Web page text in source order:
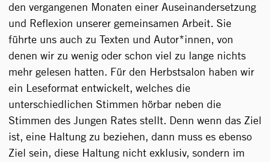
den vergangenen Monaten einer Auseinandersetzung
und Reflexion unserer gemeinsamen Arbeit. Sie
führte uns auch zu Texten und Autor*innen, von
denen wir zu wenig oder schon viel zu lange nichts
mehr gelesen hatten. Für den Herbstsalon haben wir
ein Leseformat entwickelt, welches die
unterschiedlichen Stimmen hörbar neben die
Stimmen des Jungen Rates stellt. Denn wenn das Ziel
ist, eine Haltung zu beziehen, dann muss es ebenso
Ziel sein, diese Haltung nicht exklusiv, sondern im